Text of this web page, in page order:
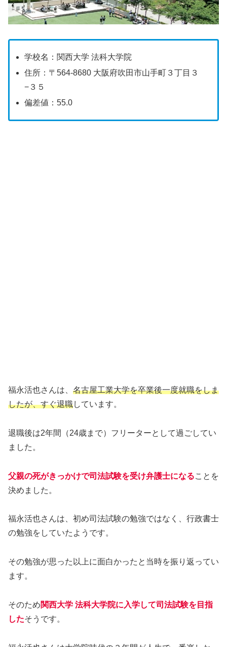
学校名：関西大学 法科大学院
住所：〒564-8680 大阪府吹田市山手町３丁目３
−３５
偏差値：55.0
福永活也さんは、 名古屋工業大学を卒業後一度就職をしま
したが、すぐ退職しています。
退職後は2年間（24歳まで）フリーターとして過ごしてい
ました。
父親の死がきっかけで司法試験を受け弁護士になることを
決めました。
福永活也さんは、初め司法試験の勉強ではなく、行政書士
の勉強をしていたようです。
その勉強が思った以上に面白かったと当時を振り返ってい
ます。
そのため関西大学 法科大学院に入学して司法試験を目指
したそうです。